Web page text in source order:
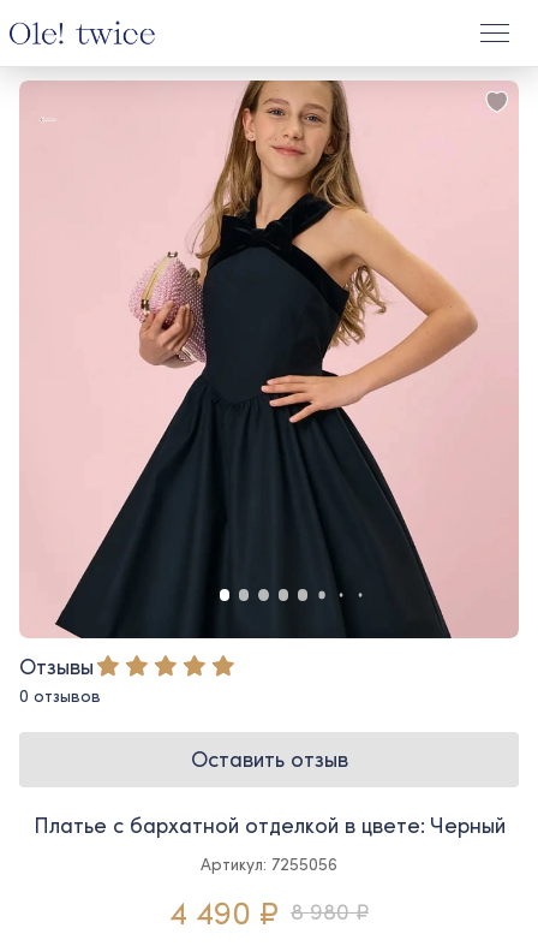
Отзывы
0 отзывов
Оставить отзыв
Платье с бархатной отделкой в цвете: Черный
Артикул: 7255056
4 490 ₽ 8 980 ₽